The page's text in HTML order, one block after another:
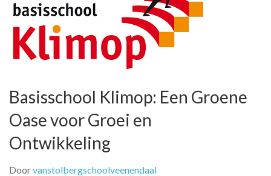
Basisschool Klimop: Een Groene
Oase voor Groei en
Ontwikkeling
Doorvanstolbergschoolveenendaal